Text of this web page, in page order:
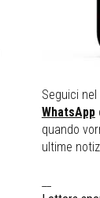
Seguici
WhatsApp
quando
ultime